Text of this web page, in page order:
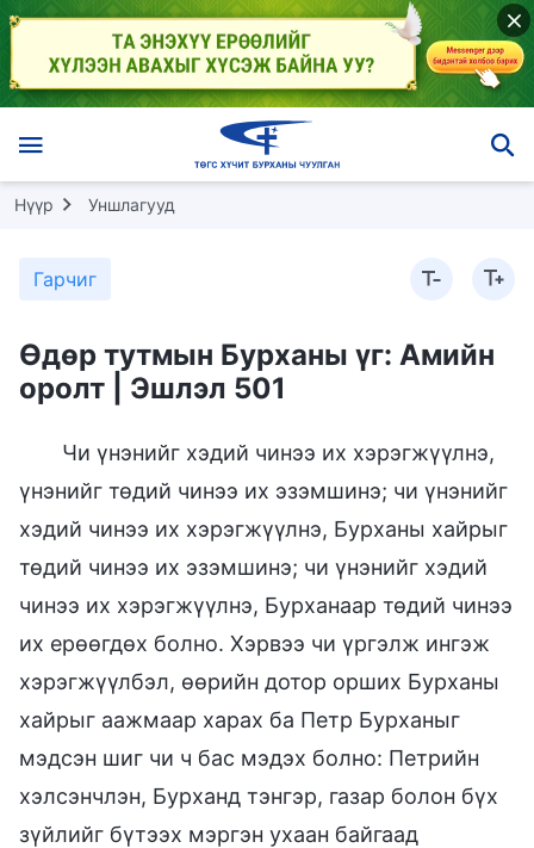
Нүүр Уншлагууд
Гарчиг
Өдөр тутмын Бурханы үг: Амийн
оролт | Эшлэл 501
Чи үнэнийг хэдий чинээ их хэрэгжүүлнэ,
үнэнийг төдий чинээ их эзэмшинэ; чи үнэнийг
хэдий чинээ их хэрэгжүүлнэ, Бурханы хайрыг
төдий чинээ их эзэмшинэ; чи үнэнийг хэдий
чинээ их хэрэгжүүлнэ, Бурханаар төдий чинээ
их ерөөгдөх болно. Хэрвээ чи үргэлж ингэж
хэрэгжүүлбэл, өөрийн дотор орших Бурханы
хайрыг аажмаар харах ба Петр Бурханыг
мэдсэн шиг чи ч бас мэдэх болно: Петрийн
хэлсэнчлэн, Бурханд тэнгэр, газар болон бүх
зүйлийг бүтээх мэргэн ухаан байгаад